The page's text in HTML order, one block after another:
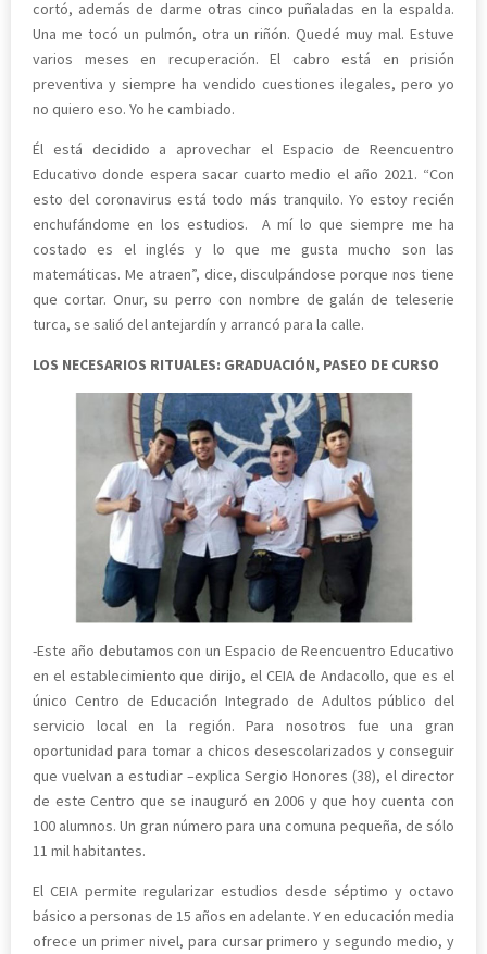
cortó, además de darme otras cinco puñaladas en la espalda.
Una me tocó un pulmón, otra un riñón. Quedé muy mal. Estuve
varios meses en recuperación. El cabro está en prisión
preventiva y siempre ha vendido cuestiones ilegales, pero yo
no quiero eso. Yo he cambiado.
Él está decidido a aprovechar el Espacio de Reencuentro
Educativo donde espera sacar cuarto medio el año 2021. “Con
esto del coronavirus está todo más tranquilo. Yo estoy recién
enchufándome en los estudios. A mí lo que siempre me ha
costado es el inglés y lo que me gusta mucho son las
matemáticas. Me atraen”, dice, disculpándose porque nos tiene
que cortar. Onur, su perro con nombre de galán de teleserie
turca, se salió del antejardín y arrancó para la calle.
LOS NECESARIOS RITUALES: GRADUACIÓN, PASEO DE CURSO
-Este año debutamos con un Espacio de Reencuentro Educativo
en el establecimiento que dirijo, el CEIA de Andacollo, que es el
único Centro de Educación Integrado de Adultos público del
servicio local en la región. Para nosotros fue una gran
oportunidad para tomar a chicos desescolarizados y conseguir
que vuelvan a estudiar –explica Sergio Honores (38), el director
de este Centro que se inauguró en 2006 y que hoy cuenta con
100 alumnos. Un gran número para una comuna pequeña, de sólo
11 mil habitantes.
El CEIA permite regularizar estudios desde séptimo y octavo
básico a personas de 15 años en adelante. Y en educación media
ofrece un primer nivel, para cursar primero y segundo medio, y